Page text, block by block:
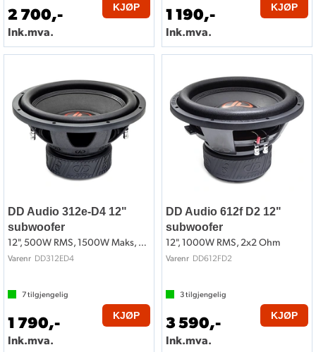
2 700,-
Ink.mva.
KJØP 1 190,-
Ink.mva.
KJØP
DD Audio 312e-D4 12"
subwoofer
12", 500W RMS, 1500W Maks, 2x4 Ohm
Varenr DD312ED4
7tilgjengelig
1 790,-
Ink.mva.
KJØP
DD Audio 612f D2 12"
subwoofer
12", 1000W RMS, 2x2 Ohm
Varenr DD612FD2
3tilgjengelig
3 590,-
Ink.mva.
KJØP